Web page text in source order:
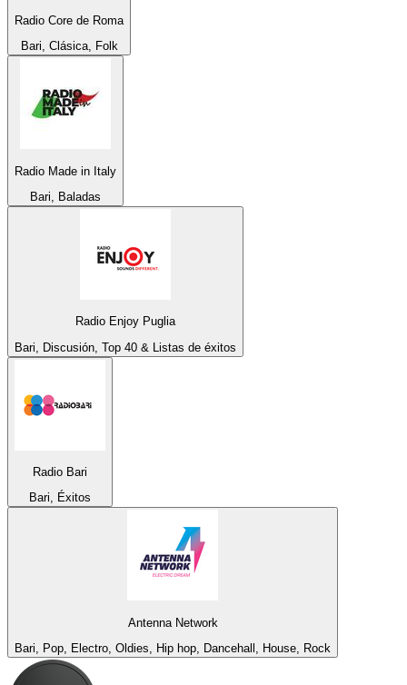
Radio Core de Roma
Bari, Clásica, Folk
Radio Made in Italy
Bari, Baladas
Radio Enjoy Puglia
Bari, Discusión, Top 40 & Listas de éxitos
Radio Bari
Bari, Éxitos
Antenna Network
Bari, Pop, Electro, Oldies, Hip hop, Dancehall, House, Rock